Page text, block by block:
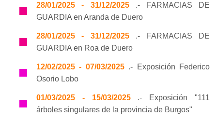
28/01/2025 - 31/12/2025.- FARMACIAS DE
GUARDIA en Aranda de Duero
28/01/2025 - 31/12/2025.- FARMACIAS DE
GUARDIA en Roa de Duero
12/02/2025 - 07/03/2025.- Exposición Federico
Osorio Lobo
01/03/2025 - 15/03/2025.- Exposición "111
árboles singulares de la provincia de Burgos"